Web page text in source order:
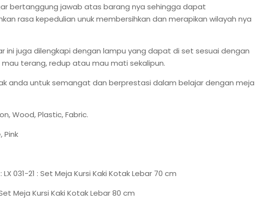
bertanggung jawab atas barang nya sehingga dapat
rasa kepedulian unuk membersihkan dan merapikan wilayah nya
ini juga dilengkapi dengan lampu yang dapat di set sesuai dengan
terang, redup atau mau mati sekalipun.
anda untuk semangat dan berprestasi dalam belajar dengan meja
Wood, Plastic, Fabric.
Pink
LX 031-21 : Set Meja Kursi Kaki Kotak Lebar 70 cm
Meja Kursi Kaki Kotak Lebar 80 cm